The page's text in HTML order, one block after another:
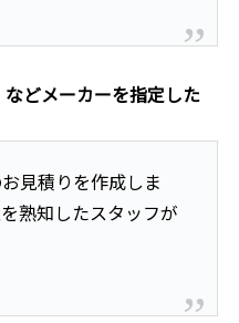
などメーカーを指定した
見積りを作成しま
熟知したスタッフが